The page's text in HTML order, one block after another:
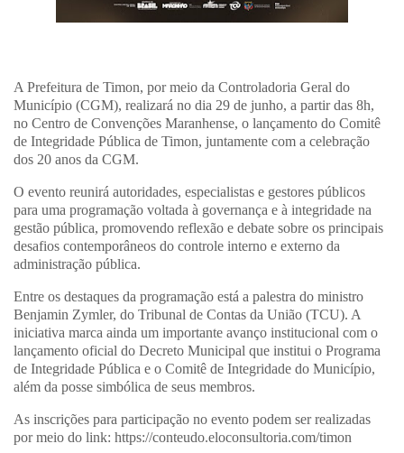
A Prefeitura de Timon, por meio da Controladoria Geral do
Município (CGM), realizará no dia 29 de junho, a partir das 8h,
no Centro de Convenções Maranhense, o lançamento do Comitê
de Integridade Pública de Timon, juntamente com a celebração
dos 20 anos da CGM.
O evento reunirá autoridades, especialistas e gestores públicos
para uma programação voltada à governança e à integridade na
gestão pública, promovendo reflexão e debate sobre os principais
desafios contemporâneos do controle interno e externo da
administração pública.
Entre os destaques da programação está a palestra do ministro
Benjamin Zymler, do Tribunal de Contas da União (TCU). A
iniciativa marca ainda um importante avanço institucional com o
lançamento oficial do Decreto Municipal que institui o Programa
de Integridade Pública e o Comitê de Integridade do Município,
além da posse simbólica de seus membros.
As inscrições para participação no evento podem ser realizadas
por meio do link: https://conteudo.eloconsultoria.com/timon